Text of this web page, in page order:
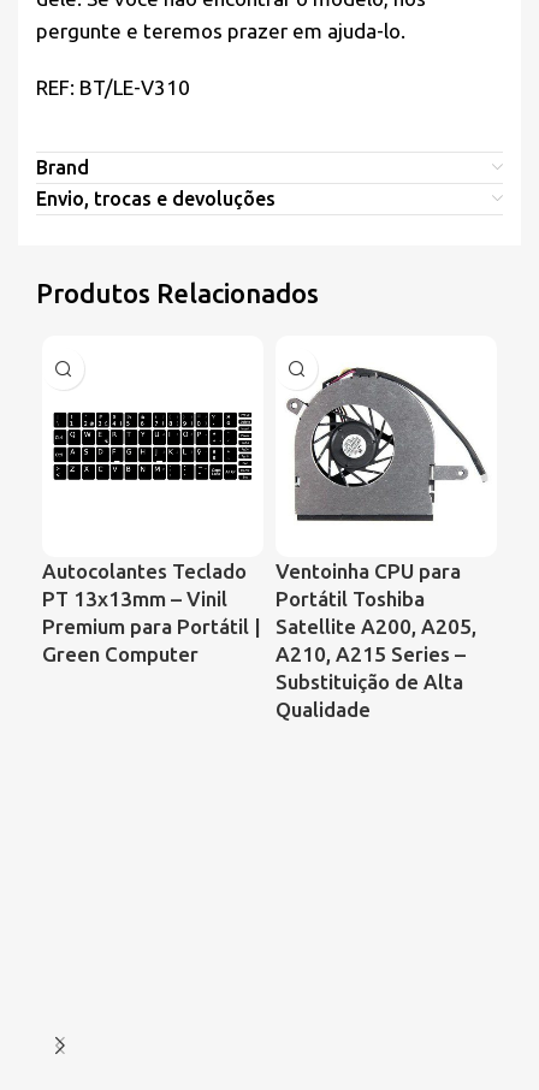
pergunte e teremos prazer em ajuda-lo.
REF: BT/LE-V310
Brand
Envio, trocas e devoluções
Produtos Relacionados
Autocolantes Teclado
PT 13x13mm – Vinil
Premium para Portátil |
Green Computer
Ventoinha CPU para
Portátil Toshiba
Satellite A200, A205,
A210, A215 Series –
Substituição de Alta
Qualidade